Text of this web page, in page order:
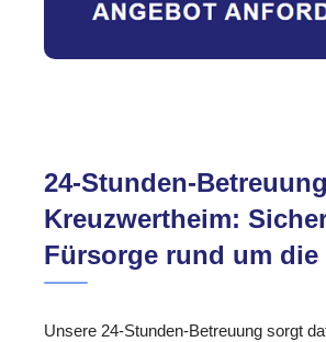
24-Stunden-
Kreuzwertheim:
Fürsorge rund um die
Unsere 24-Stunden-Betreuung sorgt